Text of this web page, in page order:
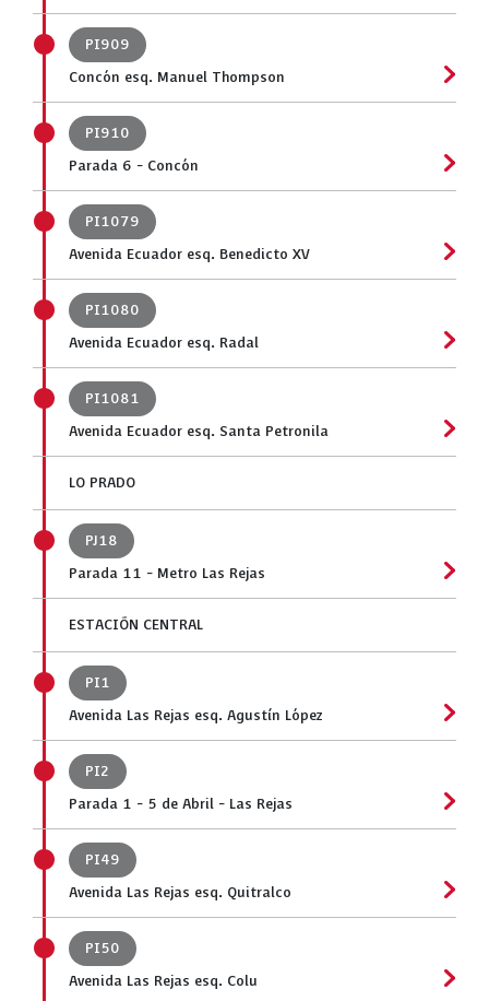
PI909
Concón esq. Manuel Thompson
PI910
Parada 6 - Concón
PI1079
Avenida Ecuador esq. Benedicto XV
PI1080
Avenida Ecuador esq. Radal
PI1081
Avenida Ecuador esq. Santa Petronila
LO PRADO
PJ18
Parada 11 - Metro Las Rejas
ESTACIÓN CENTRAL
PI1
Avenida Las Rejas esq. Agustín López
PI2
Parada 1 - 5 de Abril - Las Rejas
PI49
Avenida Las Rejas esq. Quitralco
PI50
Avenida Las Rejas esq. Colu